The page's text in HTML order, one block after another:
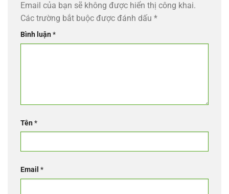
Email của bạn sẽ không được hiển thị công khai.
Các trường bắt buộc được đánh dấu *
Bình luận*
Tên*
Email *